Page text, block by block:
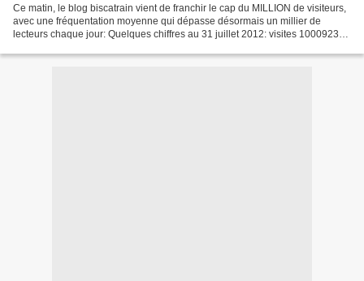
Ce matin, le blog biscatrain vient de franchir le cap du MILLION de visiteurs,
avec une fréquentation moyenne qui dépasse désormais un millier de
lecteurs chaque jour: Quelques chiffres au 31 juillet 2012: visites 1000923